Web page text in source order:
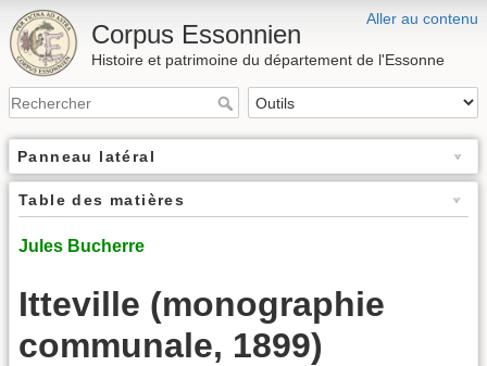
Aller au contenu
Corpus Essonnien
Histoire et patrimoine du département de l'Essonne
Panneau latéral
Table des matières
Jules Bucherre
Itteville (monographie
communale, 1899)